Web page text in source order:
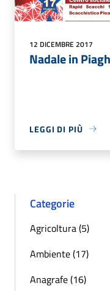
12 DICEMBRE 2017
Nadale in
LEGGI DI PIÙ
Categorie
Agricoltura (5)
Ambiente (17)
Anagrafe (16)